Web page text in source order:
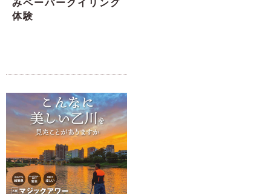
みペーパークイリング
体験